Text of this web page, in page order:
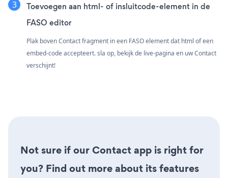
Toevoegen aan html- of insluitcode-element in de
FASO editor
Plak boven Contact fragment in een FASO element dat html of een
embed-code accepteert. sla op, bekijk de live-pagina en uw Contact
verschijnt!
Not sure if our Contact app is right for
you? Find out more about its features